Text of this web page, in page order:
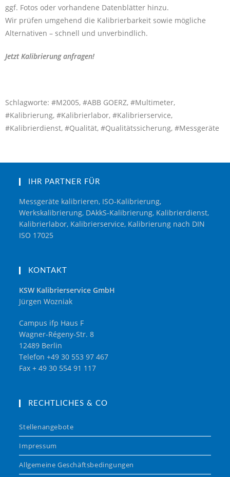
ggf. Fotos oder vorhandene Datenblätter hinzu.
Wir prüfen umgehend die Kalibrierbarkeit sowie mögliche
Alternativen – schnell und unverbindlich.
Jetzt Kalibrierung anfragen!
Schlagworte: #M2005, #ABB GOERZ, #Multimeter,
#Kalibrierung, #Kalibrierlabor, #Kalibrierservice,
#Kalibrierdienst, #Qualität, #Qualitätssicherung, #Messgeräte
IHR PARTNER FÜR
Messgeräte kalibrieren, ISO-Kalibrierung,
Werkskalibrierung, DAkkS-Kalibrierung, Kalibrierdienst,
Kalibrierlabor, Kalibrierservice, Kalibrierung nach DIN
ISO 17025
KONTAKT
KSW Kalibrierservice GmbH
Jürgen Wozniak
Campus ifp Haus F
Wagner-Régeny-Str. 8
12489 Berlin
Telefon +49 30 553 97 467
Fax + 49 30 554 91 117
RECHTLICHES & CO
Stellenangebote
Impressum
Allgemeine Geschäftsbedingungen